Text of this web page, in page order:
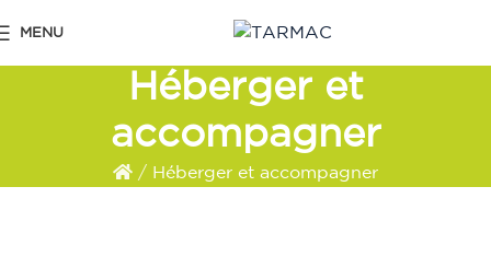
MENU
Héberger et
accompagner
/ Héberger et accompagner